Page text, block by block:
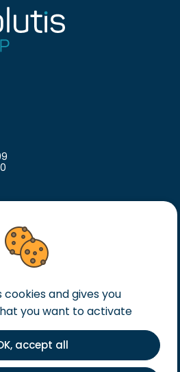
vendita
acquisto
cookies and gives you
you want to activate
accept all